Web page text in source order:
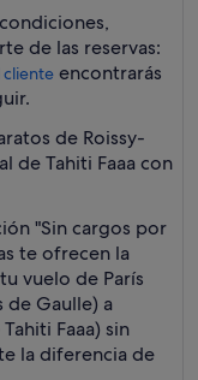
de las reservas:
cliente encontrarás
de Roissy-
de Tahiti Faaa con
"Sin cargos por
te ofrecen la
vuelo de París
de Gaulle) a
Faaa) sin
la diferencia de